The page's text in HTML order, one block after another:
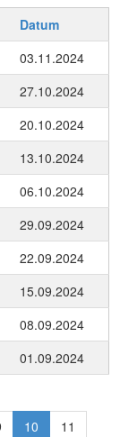
Datum
03.11.2024
27.10.2024
20.10.2024
13.10.2024
06.10.2024
29.09.2024
22.09.2024
15.09.2024
08.09.2024
01.09.2024
10
11